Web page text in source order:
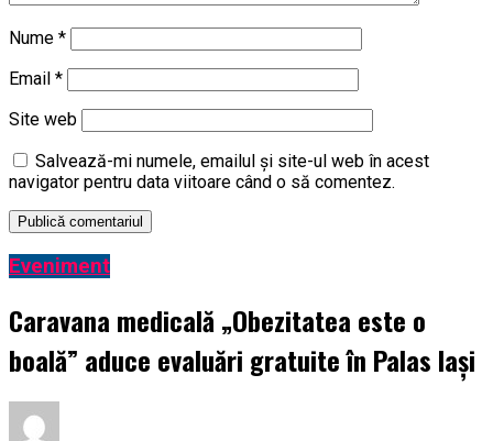
Nume *
Email *
Site web
Salvează-mi numele, emailul și site-ul web în acest
navigator pentru data viitoare când o să comentez.
Eveniment
Caravana medicală „Obezitatea este o
boală” aduce evaluări gratuite în Palas Iași